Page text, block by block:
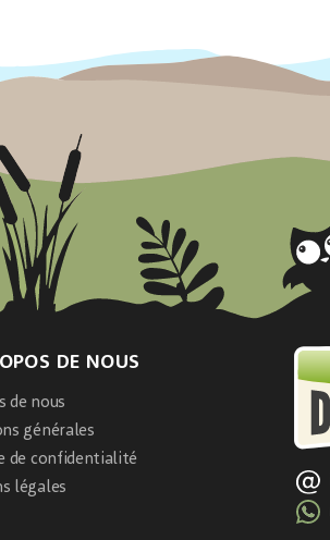
DE NOUS
de nous
générales
de confidentialité
légales